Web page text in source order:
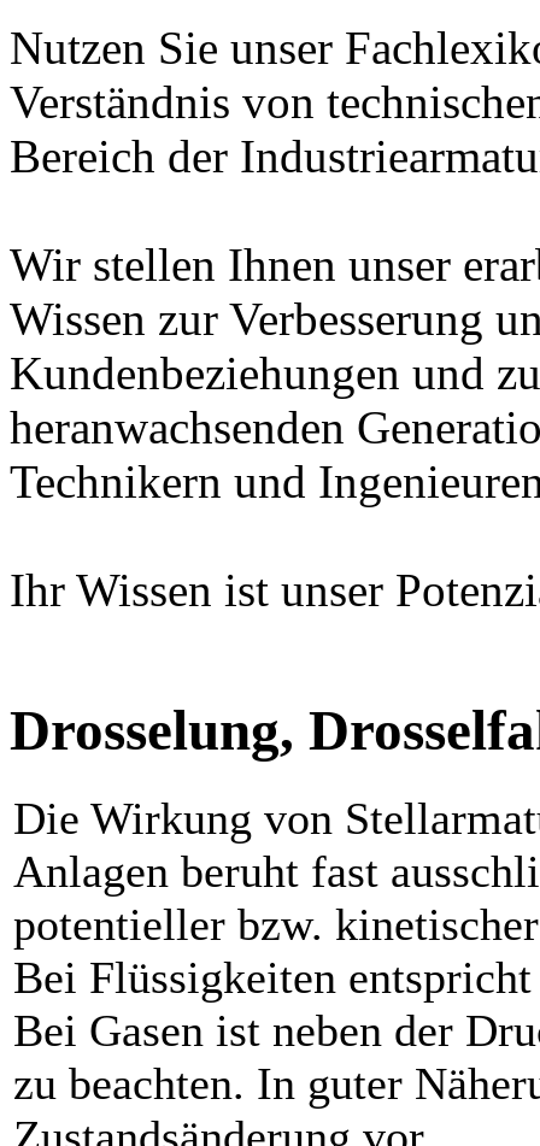
Nutzen Sie unser
Verständnis von
Bereich der
Wir stellen Ihnen unser
Wissen zur Verbesserung
Kundenbeziehungen und
heranwachsenden
Technikern und
Ihr Wissen ist unser
Drosselung,
Die Wirkung von
Anlagen beruht fast
potentieller bzw.
Bei Flüssigkeiten
Bei Gasen ist neben der
zu beachten. In guter